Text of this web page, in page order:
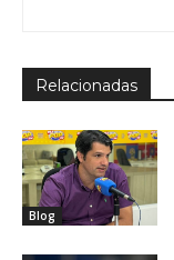
Relacionadas
Blog